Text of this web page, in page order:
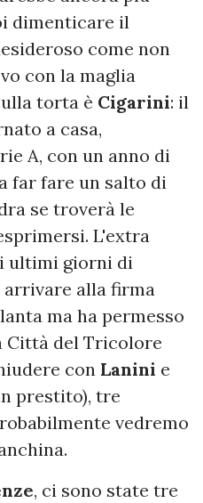
dimenticare il
come non
con la maglia
torta è Cigarini: il
a casa,
A, con un anno di
far fare un salto di
se troverà le
L'extra
ultimi giorni di
alla firma
ma ha permesso
Città del Tricolore
con Lanini e
prestito), tre
vedremo
, ci sono state tre